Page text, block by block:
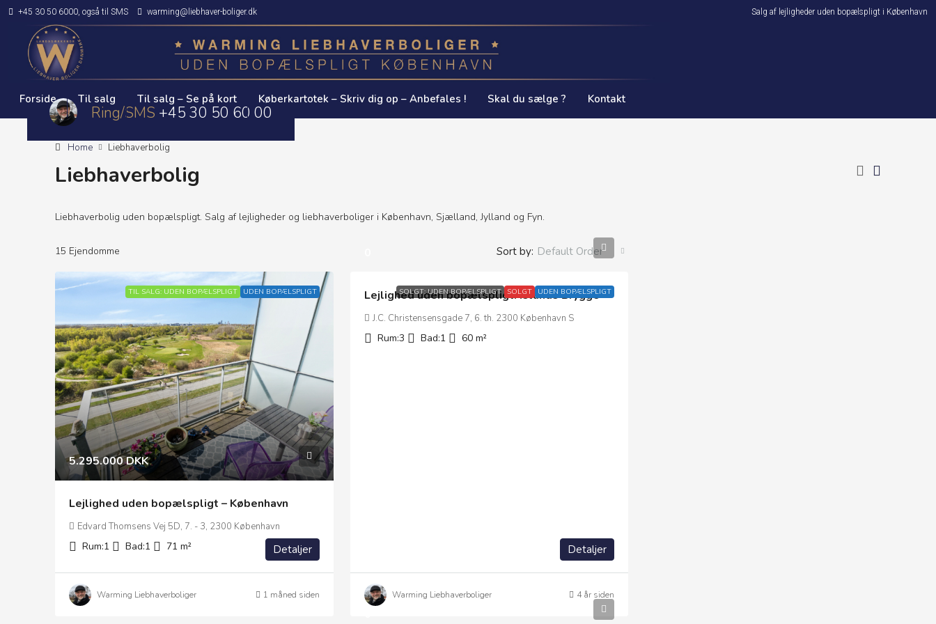
+45 30 50 6000, også til SMS warming@liebhaver-boliger.dk Salg af lejligheder uden bopælspligt i København
Ring/SMS +45 30 50 60 00
Forside Til salg Til salg – Se på kort Køberkartotek – Skriv dig op – Anbefales ! Skal du sælge ? Kontakt
Home Liebhaverbolig
Liebhaverbolig
Liebhaverbolig uden bopælspligt. Salg af lejligheder og liebhaverboliger i København, Sjælland, Jylland og Fyn.
15 Ejendomme Sort by: Default Order
TIL SALG: UDEN BOPÆLSPLIGT UDEN BOPÆLSPLIGT
5.295.000 DKK
Lejlighed uden bopælspligt – København
Edvard Thomsens Vej 5D, 7. - 3, 2300 København
Rum:1 Bad:1 71 m² Detaljer
Warming Liebhaverboliger 1 måned siden
SOLGT: UDEN BOPÆLSPLIGT SOLGT UDEN BOPÆLSPLIGT
Lejlighed uden bopælspligt. Islands Brygge
J.C. Christensensgade 7, 6. th. 2300 København S
Rum:3 Bad:1 60 m²
Detaljer
Warming Liebhaverboliger 4 år siden